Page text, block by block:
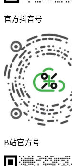
官方抖音号
B站官方号